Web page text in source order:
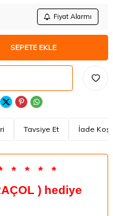
Fiyat Alarmı
SEPETE EKLE
Tavsiye Et İade
* * *
*
) hediye